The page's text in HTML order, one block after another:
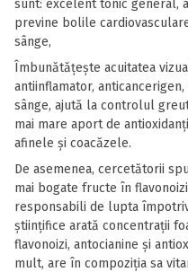
sunt: excelent tonic general,
previne bolile
sânge,
Îmbunătățește acuitatea
antiinflamator,
sânge, ajută la controlul
mai mare aport de
afinele și coacăzele.
De asemenea, cercetătorii
mai bogate fructe în
responsabili de lupta
științifice arată concentrații
flavonoizi, antocianine și
mult, are în compoziția sa